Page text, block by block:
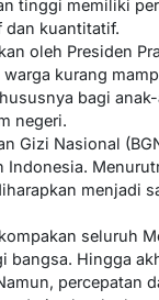
tinggi memiliki
dan kuantitatif.
oleh Presiden
kurang
bagi
negeri.
Gizi Nasional
Indonesia.
menjadi
seluruh
bangsa. Hingga
percepatan